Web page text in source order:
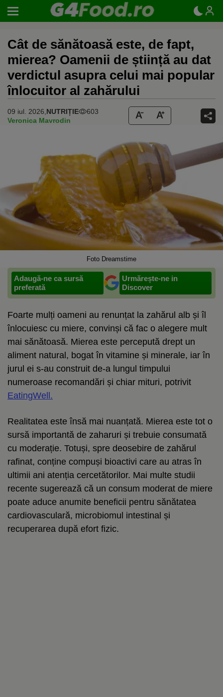
Cât de sănătoasă este, de fapt,
mierea? Oamenii de știință au dat
verdictul asupra celui mai popular
înlocuitor al zahărului
09 iul. 2026, NUTRIȚIE
603
Veronica Mavrodin
Foto Dreamstime
Adaugă-ne ca sursă
preferată
Urmărește-ne in
Discover
Foarte mulți oameni au renunțat la zahărul alb și îl
înlocuiesc cu miere, convinși că fac o alegere mult
mai sănătoasă. Mierea este percepută drept un
aliment natural, bogat în vitamine și minerale, iar în
jurul ei s-au construit de-a lungul timpului
numeroase recomandări și chiar mituri, potrivit
EatingWell.
Realitatea este însă mai nuanțată. Mierea este tot o
sursă importantă de zaharuri și trebuie consumată
cu moderație. Totuși, spre deosebire de zahărul
rafinat, conține compuși bioactivi care au atras în
ultimii ani atenția cercetătorilor. Mai multe studii
recente sugerează că un consum moderat de miere
poate aduce anumite beneficii pentru sănătatea
cardiovasculară, microbiomul intestinal și
recuperarea după efort fizic.